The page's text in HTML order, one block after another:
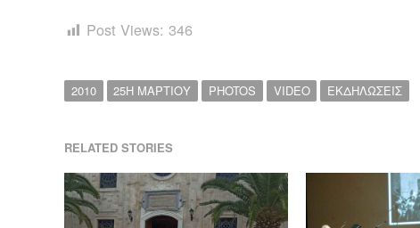
Post Views: 346
2010 25Η ΜΑΡΤΙΟΥ PHOTOS VIDEO ΕΚΔΗΛΩΣΕΙΣ
RELATED STORIES